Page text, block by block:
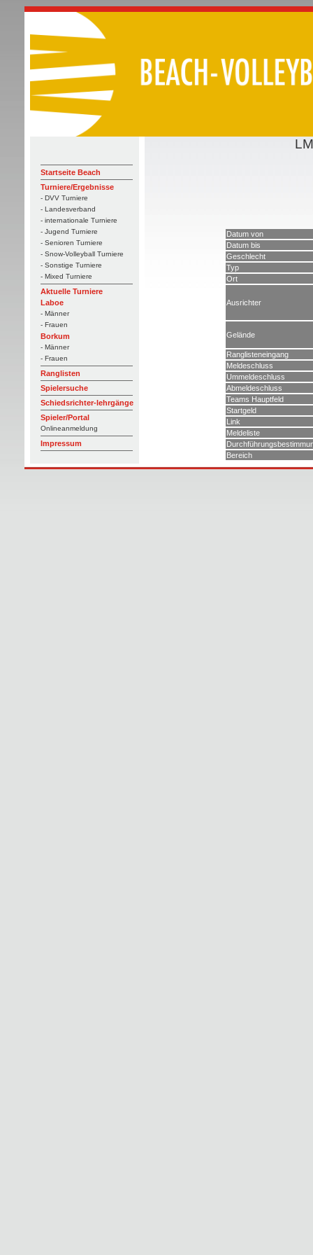
Startseite Beach
Turniere/Ergebnisse
- DVV Turniere
- Landesverband
- internationale Turniere
- Jugend Turniere
- Senioren Turniere
- Snow-Volleyball Turniere
- Sonstige Turniere
- Mixed Turniere
Aktuelle Turniere
Laboe
- Männer
- Frauen
Borkum
- Männer
- Frauen
Ranglisten
Spielersuche
Schiedsrichter-lehrgänge
Spieler/Portal
Onlineanmeldung
Impressum
Datum von
Datum bis
Geschlecht
Typ
Ort
Ausrichter
Gelände
Ranglisteneingang
Meldeschluss
Ummeldeschluss
Abmeldeschluss
Teams Hauptfeld
Startgeld
Link
Meldeliste
Bereich